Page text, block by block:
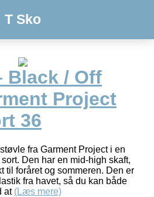
T Sko
Black / Off
Project
36
fra Garment Project i en
Den har en mid-high skaft,
til foråret og sommeren. Den er
fra havet, så du kan både
at (Læs mere)